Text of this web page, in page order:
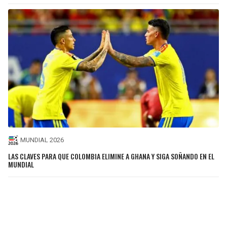
MUNDIAL 2026
LAS CLAVES PARA QUE COLOMBIA ELIMINE A GHANA Y SIGA SOÑANDO EN EL
MUNDIAL